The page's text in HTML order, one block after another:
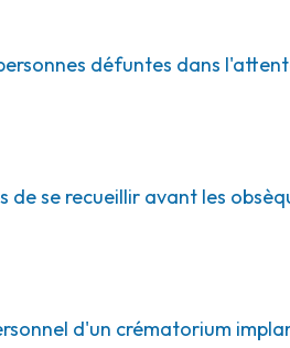
défuntes dans
se recueillir avant les
d'un crématorium